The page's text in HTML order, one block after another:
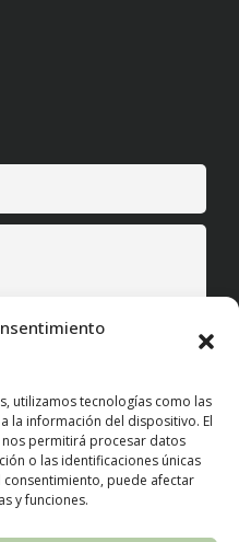
utilizamos tecnologías como las
la información del dispositivo. El
permitirá procesar datos
o las identificaciones únicas
puede afectar
y funciones.
Privacidad